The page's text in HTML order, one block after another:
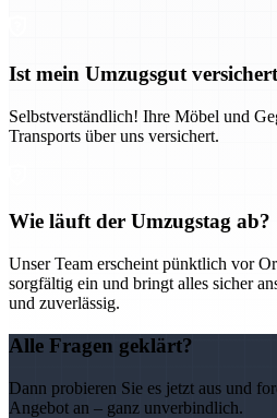
Ist mein Umzugsgut
Selbstverständlich! Ihre Möbel und
Transports über uns versichert.
Wie läuft der Umzugstag ab?
Unser Team erscheint pünktlich vor
sorgfältig ein und bringt alles sicher
und zuverlässig.
Alle Fragen geklärt?
Dann probieren Sie es jetzt aus und
Angebot an – ganz unverbindlich.